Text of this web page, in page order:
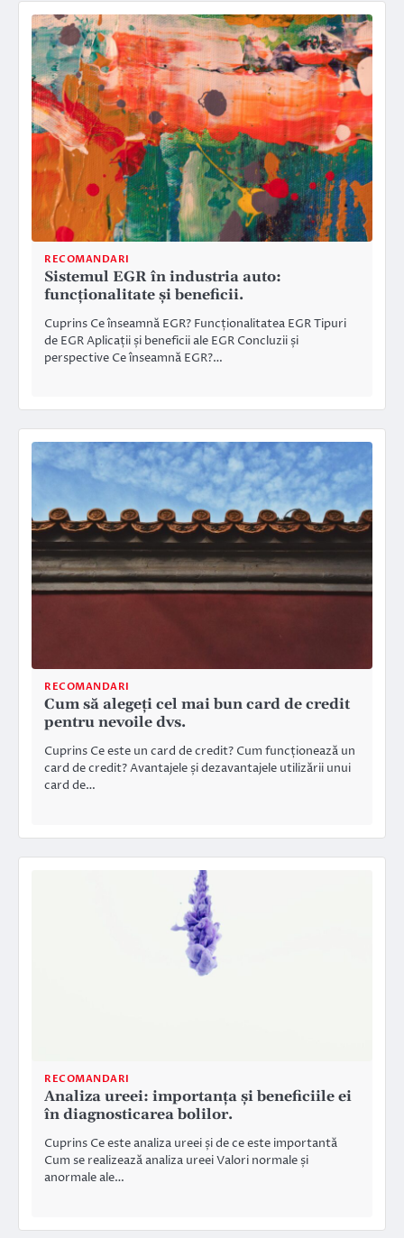
RECOMANDARI
Sistemul EGR în industria auto:
funcționalitate și beneficii.
Cuprins Ce înseamnă EGR? Funcționalitatea EGR Tipuri
de EGR Aplicații și beneficii ale EGR Concluzii și
perspective Ce înseamnă EGR?…
RECOMANDARI
Cum să alegeți cel mai bun card de credit
pentru nevoile dvs.
Cuprins Ce este un card de credit? Cum funcționează un
card de credit? Avantajele și dezavantajele utilizării unui
card de…
RECOMANDARI
Analiza ureei: importanța și beneficiile ei
în diagnosticarea bolilor.
Cuprins Ce este analiza ureei și de ce este importantă
Cum se realizează analiza ureei Valori normale și
anormale ale…